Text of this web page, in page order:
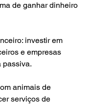
de ganhar dinheiro
investir em
e empresas
passiva.
animais de
serviços de